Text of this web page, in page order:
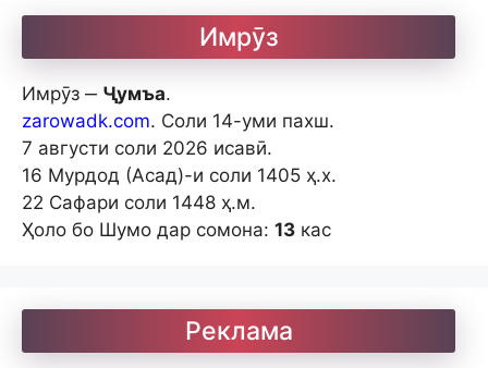
Имрӯз
Имрӯз ‒ Ҷумъа.
zarowadk.com. Соли 14-уми пахш.
7 августи соли 2026 исавӣ.
16 Мурдод (Асад)-и соли 1405 ҳ.х.
22 Сафари соли 1448 ҳ.м.
Ҳоло бо Шумо дар сомона: 13 кас
Реклама